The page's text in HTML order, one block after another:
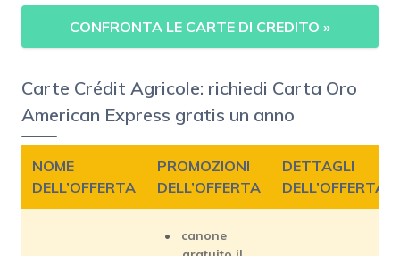
CONFRONTA LE CARTE DI CREDITO »
Carte Crédit Agricole: richiedi Carta Oro
American Express gratis un anno
NOME
DELL’OFFERTA
PROMOZIONI
DELL’OFFERTA
DETTAGLI
DELL’OFFERTA
canone